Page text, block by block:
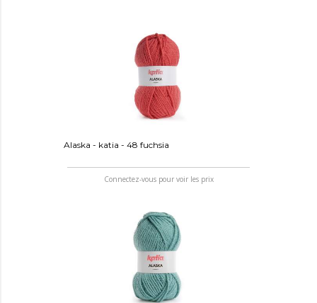
Alaska - katia - 48 fuchsia
Connectez-vous pour voir les prix